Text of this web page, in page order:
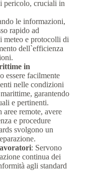
pericolo, cruciali in
le informazioni,
rapido ad
meteo e protocolli di
dell`efficienza
in
essere facilmente
nelle condizioni
garantendo
e pertinenti.
aree remote, avere
e procedure
svolgono un
: Servono
continua dei
agli standard